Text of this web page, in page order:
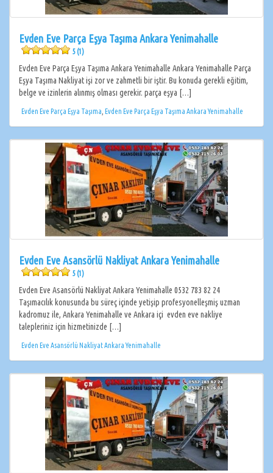
Evden Eve Parça Eşya Taşıma Ankara Yenimahalle
5 (1)
Evden Eve Parça Eşya Taşıma Ankara Yenimahalle Ankara Yenimahalle Parça
Eşya Taşıma Nakliyat işi zor ve zahmetli bir iştir. Bu konuda gerekli eğitim,
belge ve izinlerin alınmış olması gerekir. parça eşya […]
Evden Eve Parça Eşya Taşıma Evden Eve Parça Eşya Taşıma Ankara Yenimahalle
Evden Eve Asansörlü Nakliyat Ankara Yenimahalle
5 (1)
Evden Eve Asansörlü Nakliyat Ankara Yenimahalle 0532 783 82 24
Taşımacılık konusunda bu süreç içinde yetişip profesyonelleşmiş uzman
kadromuz ile, Ankara Yenimahalle ve Ankara içi evden eve nakliye
talepleriniz için hizmetinizde […]
Evden Eve Asansörlü Nakliyat Ankara Yenimahalle